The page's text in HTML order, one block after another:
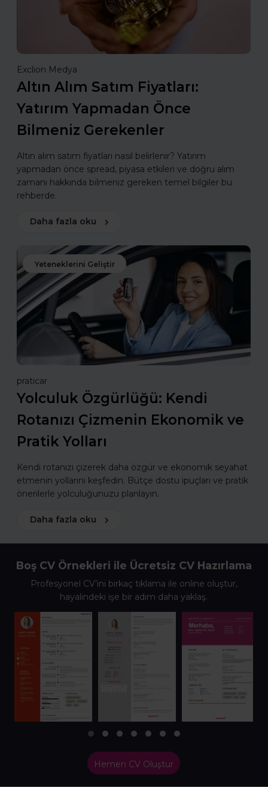
Exclion Medya
Altın Alım Satım Fiyatları:
Yatırım Yapmadan Önce
Bilmeniz Gerekenler
Altın alım satım fiyatları nasıl belirlenir? Yatırım
yapmadan önce spread, piyasa etkileri ve doğru alım
zamanı hakkında bilmeniz gereken temel bilgiler bu
rehberde.
Daha fazla oku
Yeteneklerini Geliştir
praticar
Yolculuk Özgürlüğü: Kendi
Rotanızı Çizmenin Ekonomik ve
Pratik Yolları
Kendi rotanızı çizerek daha özgür ve ekonomik seyahat
etmenin yollarını keşfedin. Bütçe dostu ipuçları ve pratik
önerilerle yolculuğunuzu planlayın.
Daha fazla oku
Boş CV Örnekleri ile Ücretsiz CV Hazırlama
Profesyonel CV’ini birkaç tıklama ile online oluştur,
hayalindeki işe bir adım daha yaklaş.
Hemen CV Oluştur